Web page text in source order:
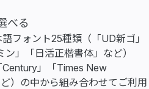
べる
フォント25種類（「UD新ゴ」
」「日活正楷書体」など）
Century」「Times New
）の中から組み合わせてご利用